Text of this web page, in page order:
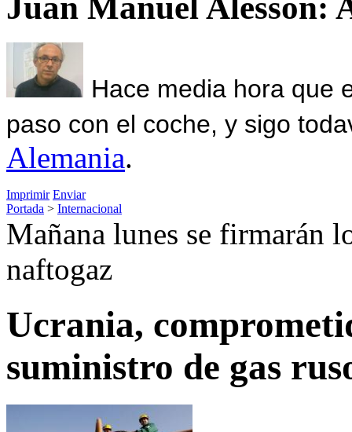
Hace media hora que
paso con el coche, y sigo
Alemania.
Imprimir Enviar
Portada > Internacional
Mañana lunes se firmarán
naftogaz
Ucrania,
suministro de gas